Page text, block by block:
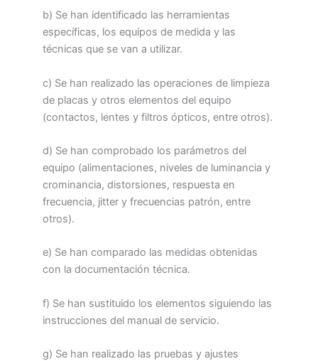
b) Se han identificado las herramientas
específicas, los equipos de medida y las
técnicas que se van a utilizar.
c) Se han realizado las operaciones de limpieza
de placas y otros elementos del equipo
(contactos, lentes y filtros ópticos, entre otros).
d) Se han comprobado los parámetros del
equipo (alimentaciones, niveles de luminancia y
crominancia, distorsiones, respuesta en
frecuencia, jitter y frecuencias patrón, entre
otros).
e) Se han comparado las medidas obtenidas
con la documentación técnica.
f) Se han sustituido los elementos siguiendo las
instrucciones del manual de servicio.
g) Se han realizado las pruebas y ajustes